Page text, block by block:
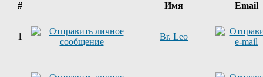
#
Имя Email
1 Br. Leo